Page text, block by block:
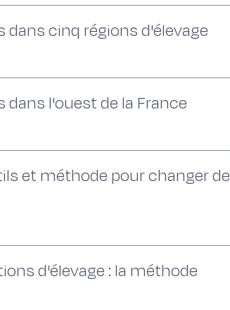
cinq régions d'élevage
l'ouest de la France
et méthode pour changer de
d'élevage : la méthode